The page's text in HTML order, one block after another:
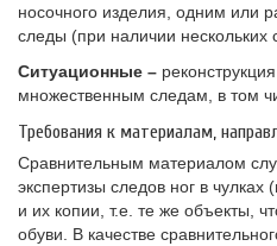
носочного изделия, одним или
следы (при наличии нескольких
Ситуационные –
множественным следам, в том
Требования к материалам,
Сравнительным материалом
экспертизы следов ног в
и их копии, т.е. те же объекты,
обуви. В качестве